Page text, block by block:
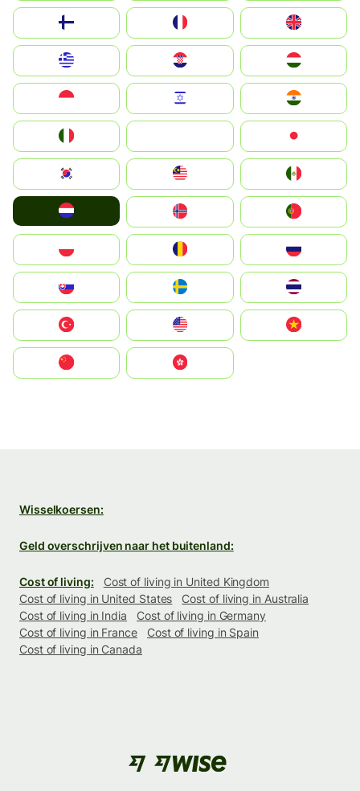
United Kingdom
Magyarország
South Korea
United States
中國香港特別行政區
Wisselkoersen:
Geld overschrijven naar het buitenland:
Cost of living:
Cost of living in United Kingdom
Cost of living in United States
Cost of living in Australia
Cost of living in India
Cost of living in Germany
Cost of living in France
Cost of living in Spain
Cost of living in Canada